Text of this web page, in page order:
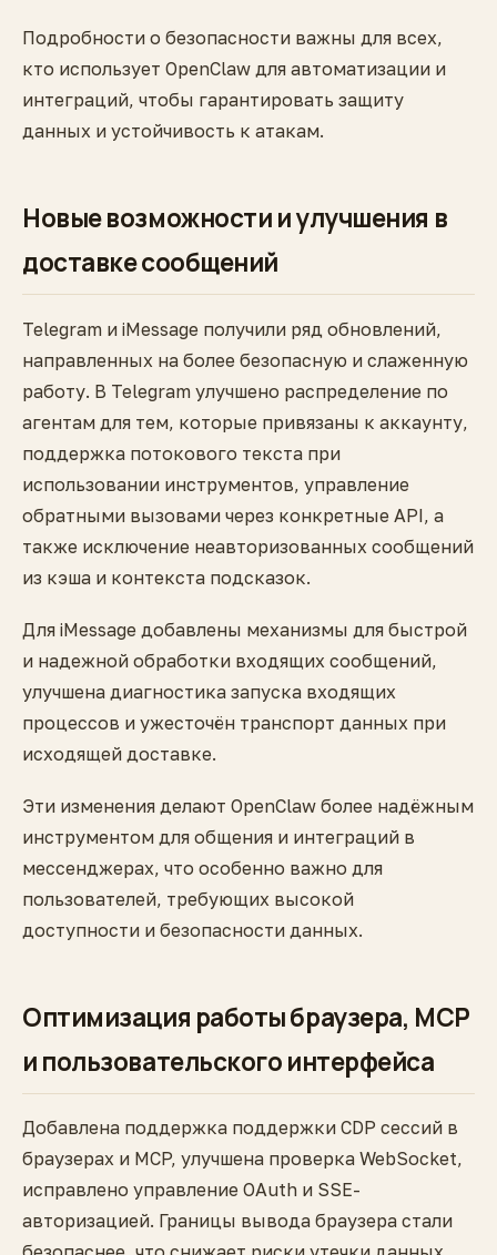
Подробности о безопасности важны для всех,
кто использует OpenClaw для автоматизации и
интеграций, чтобы гарантировать защиту
данных и устойчивость к атакам.
Новые возможности и улучшения в
доставке сообщений
Telegram и iMessage получили ряд обновлений,
направленных на более безопасную и слаженную
работу. В Telegram улучшено распределение по
агентам для тем, которые привязаны к аккаунту,
поддержка потокового текста при
использовании инструментов, управление
обратными вызовами через конкретные API, а
также исключение неавторизованных сообщений
из кэша и контекста подсказок.
Для iMessage добавлены механизмы для быстрой
и надежной обработки входящих сообщений,
улучшена диагностика запуска входящих
процессов и ужесточён транспорт данных при
исходящей доставке.
Эти изменения делают OpenClaw более надёжным
инструментом для общения и интеграций в
мессенджерах, что особенно важно для
пользователей, требующих высокой
доступности и безопасности данных.
Оптимизация работы браузера, MCP
и пользовательского интерфейса
Добавлена поддержка поддержки CDP сессий в
браузерах и MCP, улучшена проверка WebSocket,
исправлено управление OAuth и SSE-
авторизацией. Границы вывода браузера стали